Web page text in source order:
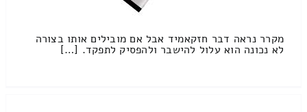
מקרר נראה דבר חזקאמיד אבל אם מובילים אותו בצורה
לא נכונה הוא עלול להישבר ולהפסיק לתפקד. […]